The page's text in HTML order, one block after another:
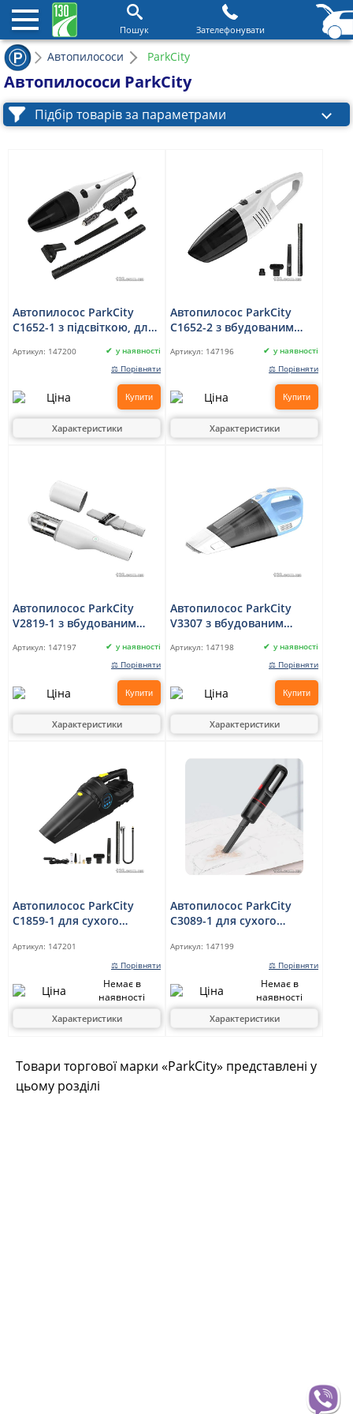
Пошук Зателефонувати
Автопилососи ParkCity
Автопилососи ParkCity
Підбір товарів за параметрами
Автопилосос ParkCity
C1652-1 з підсвіткою, для
Артикул: 147200
у наявності
⚖ Порівняти
Купити
Характеристики
Автопилосос ParkCity
C1652-2 з вбудованим
прибирання
Артикул: 147196
у наявності
⚖ Порівняти
Купити
Характеристики
Автопилосос ParkCity
V2819-1 з вбудованим
прибирання
Артикул: 147197
у наявності
⚖ Порівняти
Купити
Характеристики
Автопилосос ParkCity
V3307 з вбудованим
прибирання
Артикул: 147198
у наявності
⚖ Порівняти
Купити
Характеристики
Автопилосос ParkCity
C1859-1 для сухого
вбудованим
компресором і підсвіткою
Артикул: 147201
⚖ Порівняти
Немає в
наявності
Характеристики
Автопилосос ParkCity
C3089-1 для сухого
Артикул: 147199
⚖ Порівняти
Немає в
наявності
Характеристики
Товари торгової марки «ParkCity» представлені у
цьому розділі